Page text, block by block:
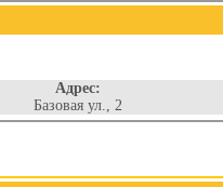
Адрес:
Базовая ул., 2